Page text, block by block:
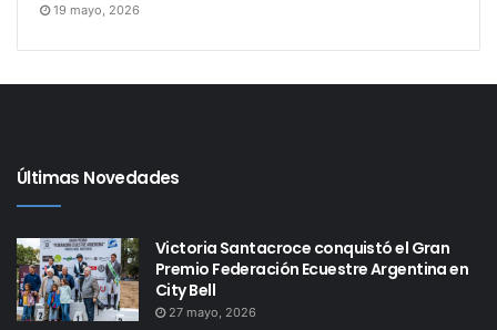
19 mayo, 2026
Últimas Novedades
Victoria Santacroce conquistó el Gran
Premio Federación Ecuestre Argentina en
City Bell
27 mayo, 2026